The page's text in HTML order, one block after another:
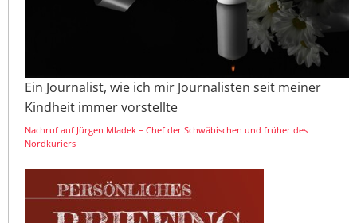
Ein Journalist, wie ich mir Journalisten seit meiner
Kindheit immer vorstellte
Nachruf auf Jürgen Mladek – Chef der Schwäbischen und früher des
Nordkuriers